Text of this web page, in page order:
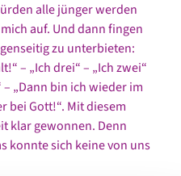
alle jünger werden
auf. Und dann fingen
zu unterbieten:
– „Ich drei“ – „Ich zwei“
– „Dann bin ich wieder im
bei Gott!“. Mit diesem
klar gewonnen. Denn
konnte sich keine von uns